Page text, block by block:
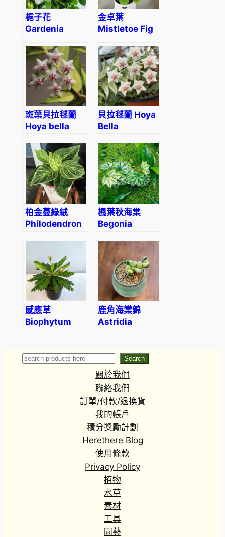
梔子花
Gardenia
金卓葉
Mistletoe Fig
deltoidea
gold)
斑葉貝拉毬蘭
Hoya bella
Variegated
‘Luis Bois’
貝拉毬蘭 Hoya
Bella
柏金蔓綠絨
Philodendron
sp.)
楓葉秋海棠
Begonia
感應草
Biophytum
鹿角海棠錦
Astridia
Search Search
關於我們
聯絡我們
訂單/付款/退換貨
我的帳戶
積分獎勵計劃
Herethere Blog
使用條款
Privacy Policy
植物
水草
素材
工具
園藝